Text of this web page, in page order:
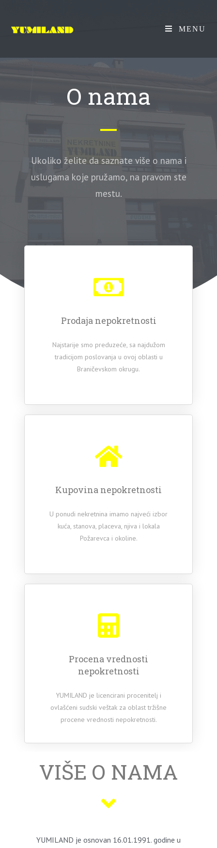
MENU
O nama
Ukoliko želite da saznate više o nama i
uslugama koje pružamo, na pravom ste
mestu.
Prodaja nepokretnosti
Najstarije smo preduzeće, sa najdužom
tradicijom poslovanja u ovoj oblasti u
Braničevskom okrugu.
Kupovina nepokretnosti
U ponudi nekretnina imamo najveći izbor
kuća, stanova, placeva, njiva i lokala
Požarevca i okoline.
Procena vrednosti
nepokretnosti
YUMILAND je licencirani procenitelj i
ovlašćeni sudski veštak za oblast tržišne
procene vrednosti nepokretnosti.
VIŠE O NAMA
YUMILAND je osnovan 16.01.1991. godine u